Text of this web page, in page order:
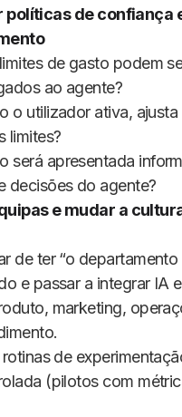
políticas de confiança
de gasto podem
ao agente?
o utilizador ativa,
limites?
será apresentada
decisões do agente?
e mudar a
de ter “o departamento
e passar a integrar IA
marketing,
rotinas de
(pilotos com